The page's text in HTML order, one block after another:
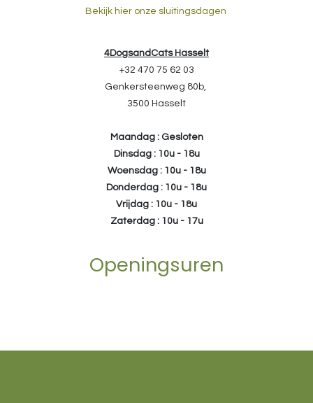
Bekijk hier onze sluitingsdagen
4DogsandCats Hasselt
+32 470 75 62 03
Genkersteenweg 80b,
3500 Hasselt
Maandag : Gesloten
Dinsdag : 10u - 18u
Woensdag : 10u - 18u
Donderdag : 10u - 18u
Vrijdag : 10u - 18u
Zaterdag : 10u - 17u
Openingsuren